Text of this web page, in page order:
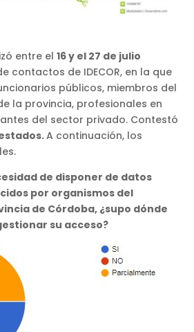
entre el16 y el 27 de julio
contactos de IDECOR, en la que
públicos, miembros del
la provincia, profesionales en
del sector privado. Contestó
A continuación, los
de disponer de datos
por organismos del
de Córdoba, ¿supo dónde
su acceso?